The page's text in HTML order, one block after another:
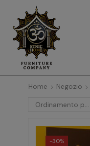
Home Negozio
-30%